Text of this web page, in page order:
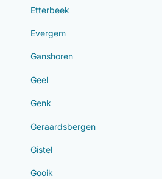
Etterbeek
Evergem
Ganshoren
Geel
Genk
Geraardsbergen
Gistel
Gooik